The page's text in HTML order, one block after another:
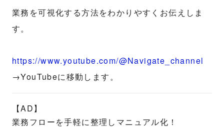
業務を可視化する方法をわかりやすくお伝えしま
す。
https://www.youtube.com/@Navigate_channel
→YouTubeに移動します。
【AD】
業務フローを手軽に整理しマニュアル化！